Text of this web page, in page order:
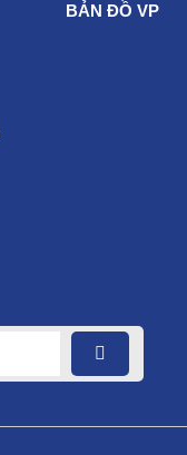
BẢN ĐỒ VP